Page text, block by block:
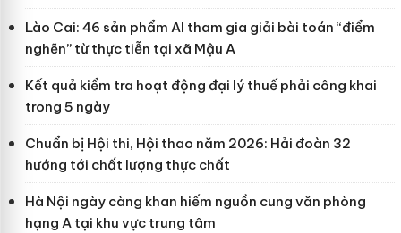
Lào Cai: 46 sản phẩm AI tham gia giải bài toán “điểm
nghẽn” từ thực tiễn tại xã Mậu A
Kết quả kiểm tra hoạt động đại lý thuế phải công khai
trong 5 ngày
Chuẩn bị Hội thi, Hội thao năm 2026: Hải đoàn 32
hướng tới chất lượng thực chất
Hà Nội ngày càng khan hiếm nguồn cung văn phòng
hạng A tại khu vực trung tâm